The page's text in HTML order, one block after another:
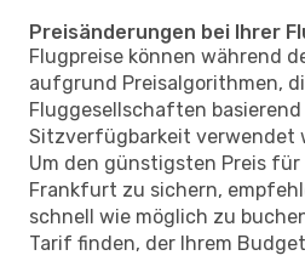
Preisänderungen bei Ihrer
Flugpreise können während
aufgrund Preisalgorithmen,
Fluggesellschaften
Sitzverfügbarkeit verwendet
Um den günstigsten Preis für
Frankfurt zu sichern,
schnell wie möglich zu
Tarif finden, der Ihrem